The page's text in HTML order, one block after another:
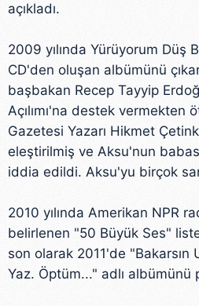
açıkladı.
2009 yılında Yürüyorum Düş
CD'den oluşan albümünü
başbakan Recep Tayyip
Açılımı'na destek vermekten
Gazetesi Yazarı Hikmet
eleştirilmiş ve Aksu'nun
iddia edildi. Aksu'yu birçok
2010 yılında Amerikan NPR
belirlenen "50 Büyük Ses"
son olarak 2011'de "Bakarsın
Yaz. Öptüm..." adlı albümünü